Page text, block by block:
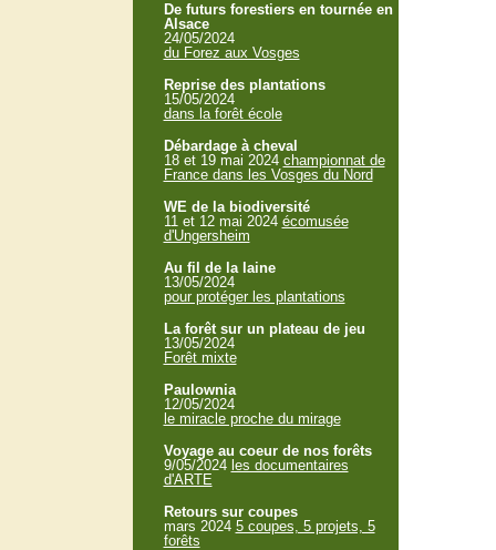
De futurs forestiers en tournée en
Alsace
24/05/2024
du Forez aux Vosges
Reprise des plantations
15/05/2024
dans la forêt école
Débardage à cheval
18 et 19 mai 2024 championnat de
France dans les Vosges du Nord
WE de la biodiversité
11 et 12 mai 2024 écomusée
d'Ungersheim
Au fil de la laine
13/05/2024
pour protéger les plantations
La forêt sur un plateau de jeu
13/05/2024
Forêt mixte
Paulownia
12/05/2024
le miracle proche du mirage
Voyage au coeur de nos forêts
9/05/2024 les documentaires
d'ARTE
Retours sur coupes
mars 2024 5 coupes, 5 projets, 5
forêts